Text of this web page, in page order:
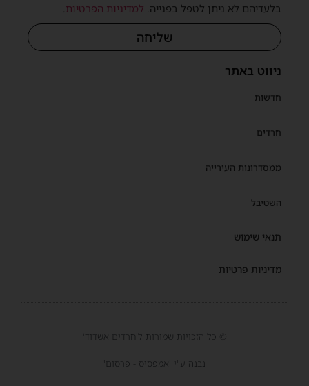
ניווט באתר
חדשות
חרדים
ממסדרונות העירייה
השטיבל
תנאי שימוש
מדיניות פרטיות
בלעדיהם לא ניתן לטפל בפנייה. למדיניות הפרטיות.
שליחה
© כל הזכויות שמורות ל'חרדים אשדוד'
נבנה ע"י 'אמפסיס - פרסום'